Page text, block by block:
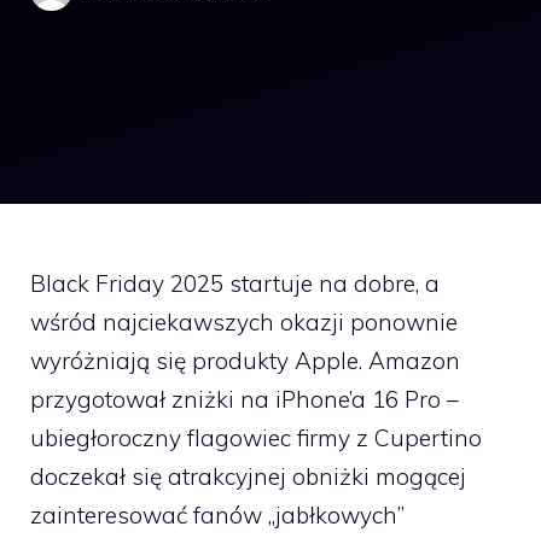
Black Friday 2025 startuje na dobre, a
wśród najciekawszych okazji ponownie
wyróżniają się produkty Apple. Amazon
przygotował zniżki na iPhone’a 16 Pro –
ubiegłoroczny flagowiec firmy z Cupertino
doczekał się atrakcyjnej obniżki mogącej
zainteresować fanów „jabłkowych”